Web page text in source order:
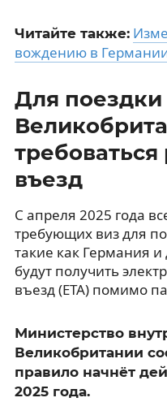
Читайте также:
вождению в
Для поездки
въезд
С апреля 2025 года
требующих виз для
такие как Германия
будут получить
въезд (ETA) помимо
Министерство
Великобритании
правило начнёт
2025 года.